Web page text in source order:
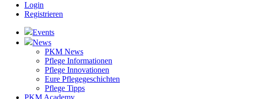
Login
Registrieren
Events
News
PKM News
Pflege Informationen
Pflege Innovationen
Eure Pflegegeschichten
Pflege Tipps
PKM Academy